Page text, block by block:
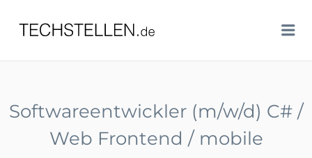
TECHSTELLEN.DE
Softwareentwickler (m/w/d) C# /
Web Frontend / mobile